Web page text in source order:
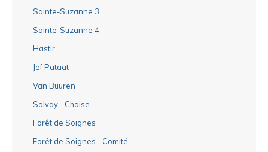
Sainte-Suzanne 3
Sainte-Suzanne 4
Hastir
Jef Pataat
Van Buuren
Solvay - Chaise
Forêt de Soignes
Forêt de Soignes - Comité